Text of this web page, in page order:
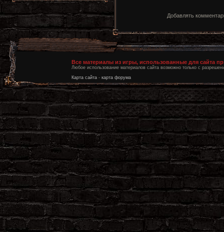
Добавлять
Все материалы из игры, использованные для сайта
Любое использование материалов сайта возможно только с
Карта сайта - карта форума